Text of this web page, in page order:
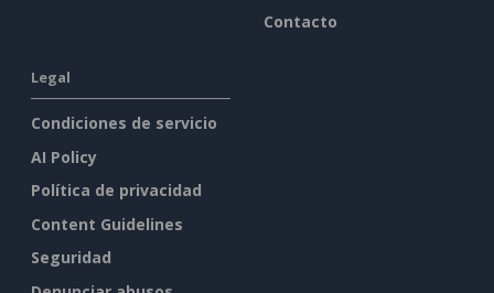
Contacto
Legal
Condiciones de servicio
AI Policy
Política de privacidad
Content Guidelines
Seguridad